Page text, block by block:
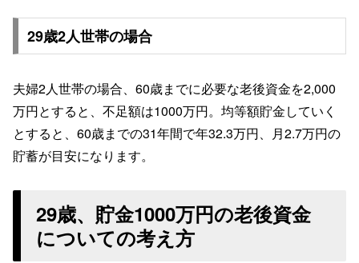
29歳2人世帯の場合
夫婦2人世帯の場合、60歳までに必要な老後資金を2,000
万円とすると、不足額は1000万円。均等額貯金していく
とすると、60歳までの31年間で年32.3万円、月2.7万円の
貯蓄が目安になります。
29歳、貯金1000万円の老後資金
についての考え方